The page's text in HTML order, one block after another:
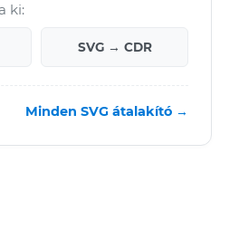
ki:
SVG → CDR
Minden SVG átalakító →